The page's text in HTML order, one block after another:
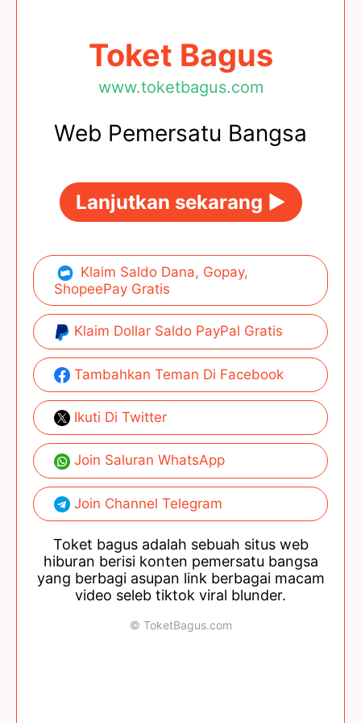
Toket Bagus
www.toketbagus.com
Web Pemersatu Bangsa
Lanjutkan sekarang ►
Klaim Saldo Dana, Gopay,
ShopeePay Gratis
Klaim Dollar Saldo PayPal Gratis
Tambahkan Teman Di Facebook
Ikuti Di Twitter
Join Saluran WhatsApp
Join Channel Telegram
Toket bagus adalah sebuah situs web
hiburan berisi konten pemersatu bangsa
yang berbagi asupan link berbagai macam
video seleb tiktok viral blunder.
© ToketBagus.com